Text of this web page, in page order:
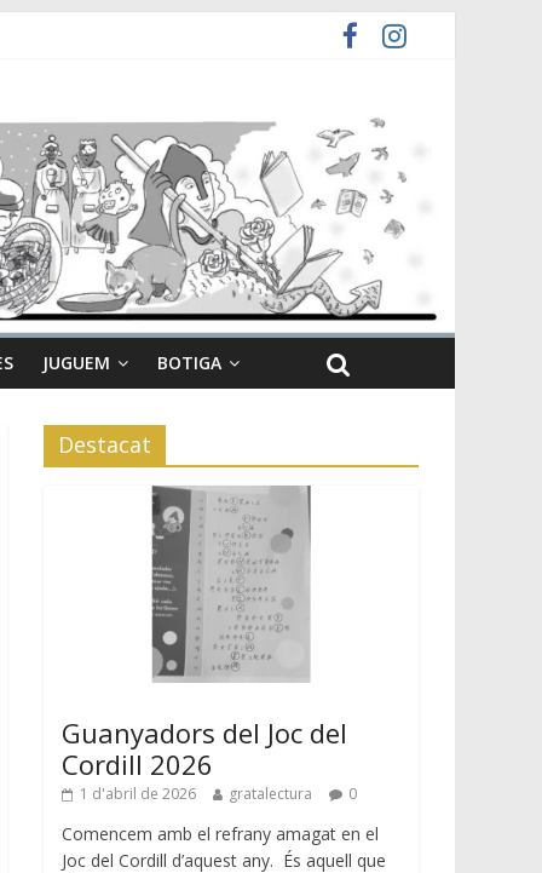
JUGUEM BOTIGA
Destacat
Guanyadors del Joc del
Cordill 2026
1 d'abril de 2026 gratalectura 0
Comencem amb el refrany amagat en el
Joc del Cordill d’aquest any. És aquell que